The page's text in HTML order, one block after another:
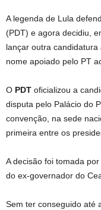
A legenda de Lula
(PDT) e agora decidiu,
lançar outra
nome apoiado pelo PT
O PDT oficializou a
disputa pelo Palácio do
convenção, na sede
primeira entre os
A decisão foi tomada
do ex-governador do
Sem ter conseguido até